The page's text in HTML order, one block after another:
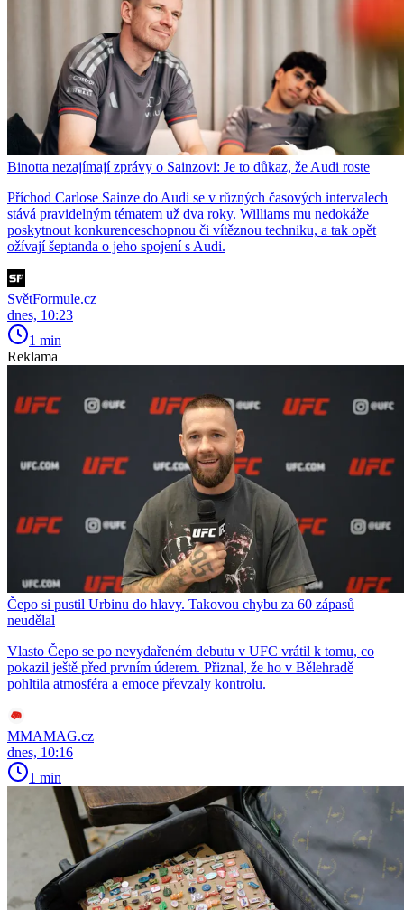
Binotta nezajímají zprávy o Sainzovi: Je to důkaz, že Audi roste
Příchod Carlose Sainze do Audi se v různých časových intervalech
stává pravidelným tématem už dva roky. Williams mu nedokáže
poskytnout konkurenceschopnou či vítěznou techniku, a tak opět
ožívají šeptanda o jeho spojení s Audi.
SvětFormule.cz
dnes, 10:23
1 min
Reklama
Čepo si pustil Urbinu do hlavy. Takovou chybu za 60 zápasů
neudělal
Vlasto Čepo se po nevydařeném debutu v UFC vrátil k tomu, co
pokazil ještě před prvním úderem. Přiznal, že ho v Bělehradě
pohltila atmosféra a emoce převzaly kontrolu.
MMAMAG.cz
dnes, 10:16
1 min